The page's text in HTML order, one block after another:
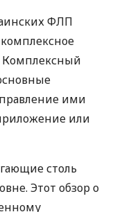
ФЛП
Комплексный
ими
или
столь
Этот обзор о